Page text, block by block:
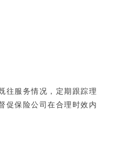
往服务情况，定期跟踪理
促保险公司在合理时效内